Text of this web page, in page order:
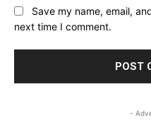
Save my name, email,
next time I comment.
-